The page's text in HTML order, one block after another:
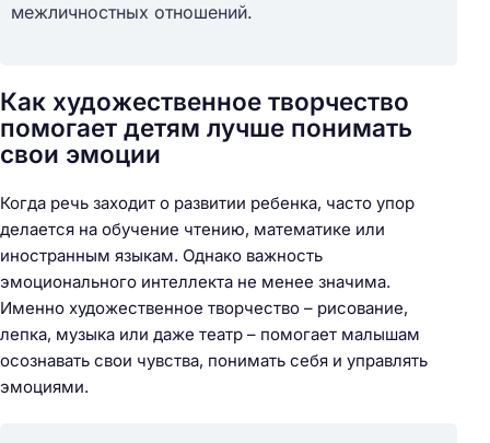
межличностных отношений.
Как художественное творчество
помогает детям лучше понимать
свои эмоции
Когда речь заходит о развитии ребенка, часто упор
делается на обучение чтению, математике или
иностранным языкам. Однако важность
эмоционального интеллекта не менее значима.
Именно художественное творчество – рисование,
лепка, музыка или даже театр – помогает малышам
осознавать свои чувства, понимать себя и управлять
эмоциями.